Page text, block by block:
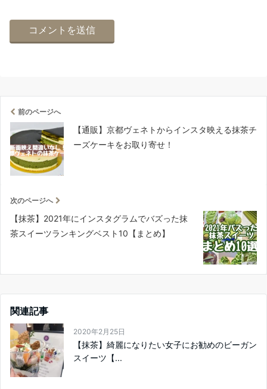
前のページへ
【通販】京都ヴェネトからインスタ映える抹茶チ
ーズケーキをお取り寄せ！
次のページへ
【抹茶】2021年にインスタグラムでバズった抹
茶スイーツランキングベスト10【まとめ】
関連記事
2020年2月25日
【抹茶】綺麗になりたい女子にお勧めのビーガン
スイーツ【...